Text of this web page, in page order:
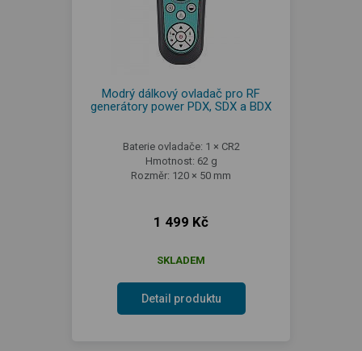
Modrý dálkový ovladač pro RF
generátory power PDX, SDX a BDX
Baterie ovladače: 1 × CR2
Hmotnost: 62 g
Rozměr: 120 × 50 mm
1 499 Kč
SKLADEM
Detail produktu